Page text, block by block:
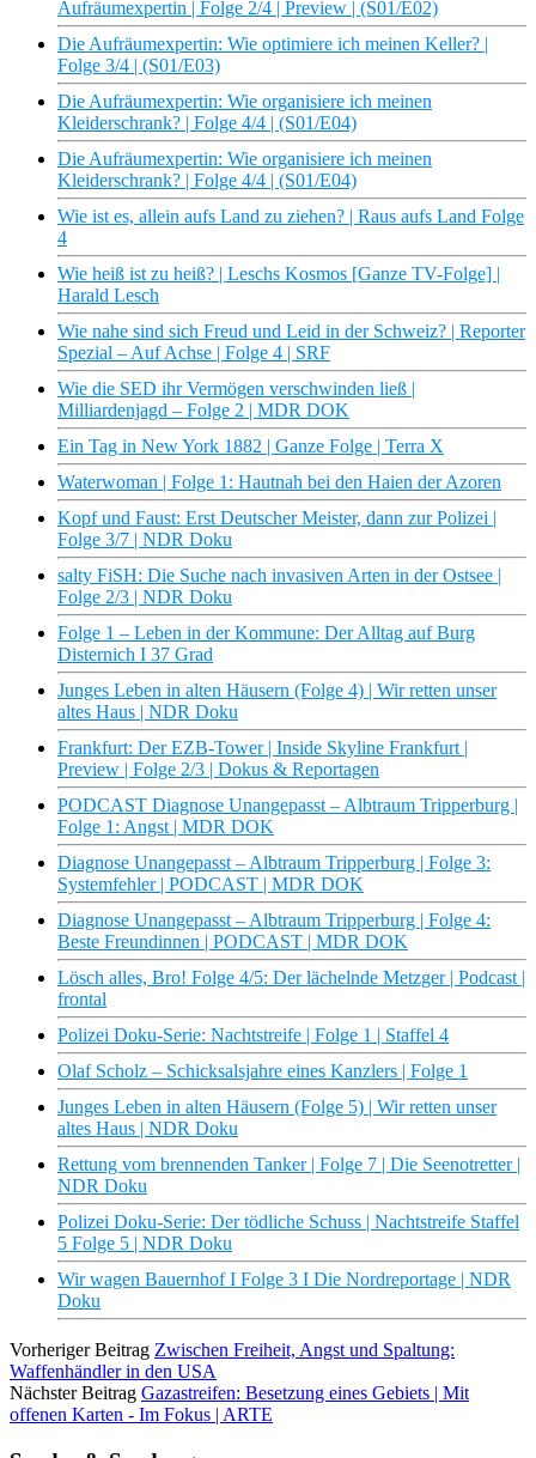
Aufräumexpertin | Folge 2/4 | Preview | (S01/E02)
Die Aufräumexpertin: Wie optimiere ich meinen Keller? |
Folge 3/4 | (S01/E03)
Die Aufräumexpertin: Wie organisiere ich meinen
Kleiderschrank? | Folge 4/4 | (S01/E04)
Die Aufräumexpertin: Wie organisiere ich meinen
Kleiderschrank? | Folge 4/4 | (S01/E04)
Wie ist es, allein aufs Land zu ziehen? | Raus aufs Land Folge
4
Wie heiß ist zu heiß? | Leschs Kosmos [Ganze TV-Folge] |
Harald Lesch
Wie nahe sind sich Freud und Leid in der Schweiz? | Reporter
Spezial – Auf Achse | Folge 4 | SRF
Wie die SED ihr Vermögen verschwinden ließ |
Milliardenjagd – Folge 2 | MDR DOK
Ein Tag in New York 1882 | Ganze Folge | Terra X
Waterwoman | Folge 1: Hautnah bei den Haien der Azoren
Kopf und Faust: Erst Deutscher Meister, dann zur Polizei |
Folge 3/7 | NDR Doku
salty FiSH: Die Suche nach invasiven Arten in der Ostsee |
Folge 2/3 | NDR Doku
Folge 1 – Leben in der Kommune: Der Alltag auf Burg
Disternich I 37 Grad
Junges Leben in alten Häusern (Folge 4) | Wir retten unser
altes Haus | NDR Doku
Frankfurt: Der EZB-Tower | Inside Skyline Frankfurt |
Preview | Folge 2/3 | Dokus & Reportagen
PODCAST Diagnose Unangepasst – Albtraum Tripperburg |
Folge 1: Angst | MDR DOK
Diagnose Unangepasst – Albtraum Tripperburg | Folge 3:
Systemfehler | PODCAST | MDR DOK
Diagnose Unangepasst – Albtraum Tripperburg | Folge 4:
Beste Freundinnen | PODCAST | MDR DOK
Lösch alles, Bro! Folge 4/5: Der lächelnde Metzger | Podcast |
frontal
Polizei Doku-Serie: Nachtstreife | Folge 1 | Staffel 4
Olaf Scholz – Schicksalsjahre eines Kanzlers | Folge 1
Junges Leben in alten Häusern (Folge 5) | Wir retten unser
altes Haus | NDR Doku
Rettung vom brennenden Tanker | Folge 7 | Die Seenotretter |
NDR Doku
Polizei Doku-Serie: Der tödliche Schuss | Nachtstreife Staffel
5 Folge 5 | NDR Doku
Wir wagen Bauernhof I Folge 3 I Die Nordreportage | NDR
Doku
Vorheriger Beitrag Zwischen Freiheit, Angst und Spaltung:
Waffenhändler in den USA
Nächster Beitrag Gazastreifen: Besetzung eines Gebiets | Mit
offenen Karten - Im Fokus | ARTE